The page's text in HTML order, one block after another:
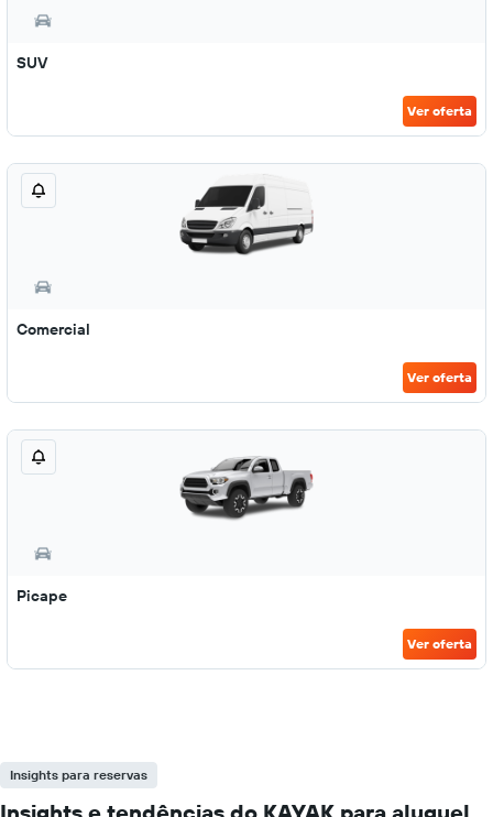
SUV
Ver oferta
Comercial
Ver oferta
Picape
Ver oferta
Insights para reservas